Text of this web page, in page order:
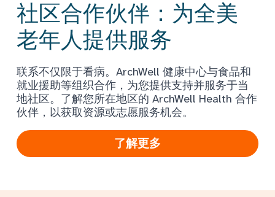
社区合作伙伴：为全美
老年人提供服务
联系不仅限于看病。ArchWell 健康中心与食品和
就业援助等组织合作，为您提供支持并服务于当
地社区。了解您所在地区的 ArchWell Health 合作
伙伴，以获取资源或志愿服务机会。
了解更多